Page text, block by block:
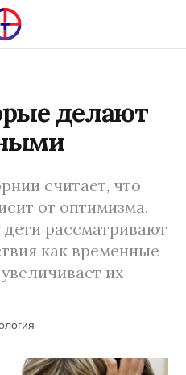
делают
считает, что
от оптимизма,
рассматривают
как временные
их